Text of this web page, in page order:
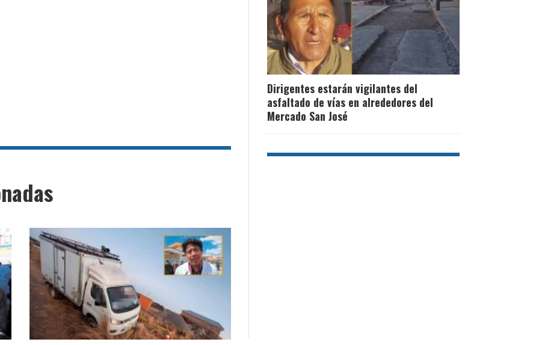
Dirigentes estarán vigilantes del
asfaltado de vías en alrededores del
Mercado San José